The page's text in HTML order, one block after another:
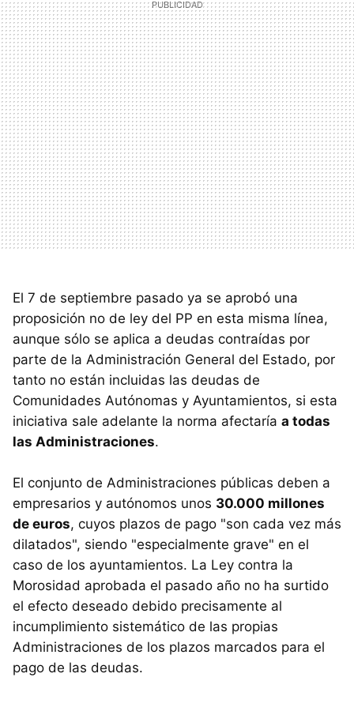
El 7 de septiembre pasado ya se aprobó una
proposición no de ley del PP en esta misma línea,
aunque sólo se aplica a deudas contraídas por
parte de la Administración General del Estado, por
tanto no están incluidas las deudas de
Comunidades Autónomas y Ayuntamientos, si esta
iniciativa sale adelante la norma afectaría a todas
las Administraciones.
El conjunto de Administraciones públicas deben a
empresarios y autónomos unos 30.000 millones
de euros, cuyos plazos de pago "son cada vez más
dilatados", siendo "especialmente grave" en el
caso de los ayuntamientos. La Ley contra la
Morosidad aprobada el pasado año no ha surtido
el efecto deseado debido precisamente al
incumplimiento sistemático de las propias
Administraciones de los plazos marcados para el
pago de las deudas.